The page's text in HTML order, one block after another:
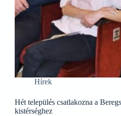
Hírek
Hét település csatlakozna a
kistérséghez